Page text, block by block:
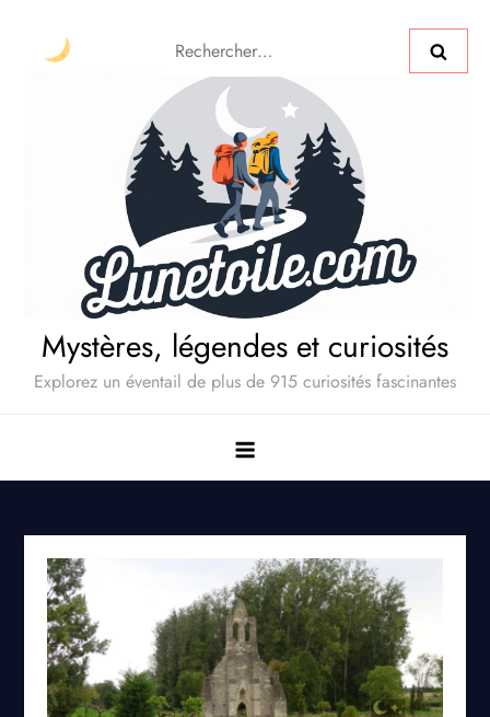
Mystères, légendes et curiosités
Explorez un éventail de plus de 915 curiosités fascinantes